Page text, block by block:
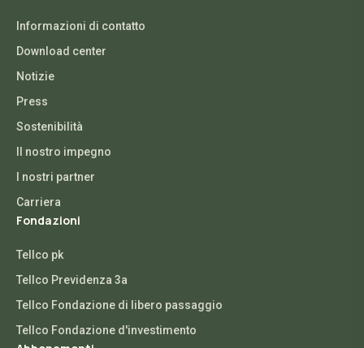
Informazioni di contatto
Download center
Notizie
Press
Sostenibilità
Il nostro impegno
I nostri partner
Carriera
Fondazioni
Tellco pk
Tellco Previdenza 3a
Tellco Fondazione di libero passaggio
Tellco Fondazione d'investimento